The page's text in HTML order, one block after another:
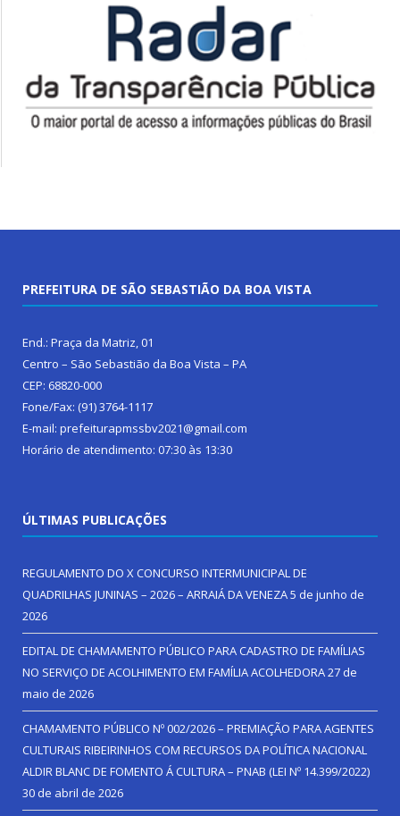
PREFEITURA DE SÃO SEBASTIÃO DA BOA VISTA
End.: Praça da Matriz, 01
Centro – São Sebastião da Boa Vista – PA
CEP: 68820-000
Fone/Fax: (91) 3764-1117
E-mail: prefeiturapmssbv2021@gmail.com
Horário de atendimento: 07:30 às 13:30
ÚLTIMAS PUBLICAÇÕES
REGULAMENTO DO X CONCURSO INTERMUNICIPAL DE
QUADRILHAS JUNINAS – 2026 – ARRAIÁ DA VENEZA5 de junho de
2026
EDITAL DE CHAMAMENTO PÚBLICO PARA CADASTRO DE FAMÍLIAS
NO SERVIÇO DE ACOLHIMENTO EM FAMÍLIA ACOLHEDORA27 de
maio de 2026
CHAMAMENTO PÚBLICO Nº 002/2026 – PREMIAÇÃO PARA AGENTES
CULTURAIS RIBEIRINHOS COM RECURSOS DA POLÍTICA NACIONAL
ALDIR BLANC DE FOMENTO Á CULTURA – PNAB (LEI Nº 14.399/2022)
30 de abril de 2026